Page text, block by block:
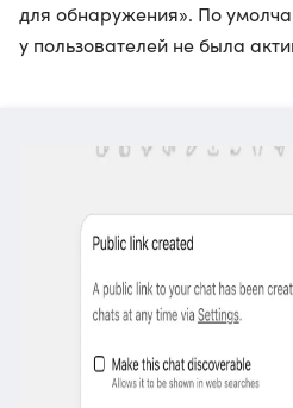
для обнаружения». По
у пользователей не была